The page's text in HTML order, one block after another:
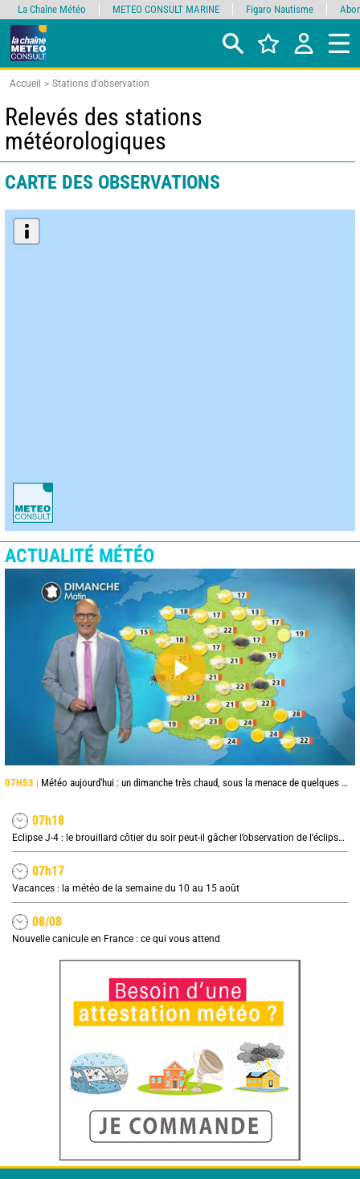
Accueil Stations d'observation
Relevés des stations
météorologiques
CARTE DES OBSERVATIONS
ACTUALITÉ MÉTÉO
07H53 | Météo aujourd'hui : un dimanche très chaud, sous la menace de quelques orages
07h18
Eclipse J-4 : le brouillard côtier du soir peut-il gâcher l’observation de l’éclipse à la plage ?
07h17
Vacances : la météo de la semaine du 10 au 15 août
08/08
Nouvelle canicule en France : ce qui vous attend
La Chaîne Météo METEO CONSULT MARINE Figaro Nautisme